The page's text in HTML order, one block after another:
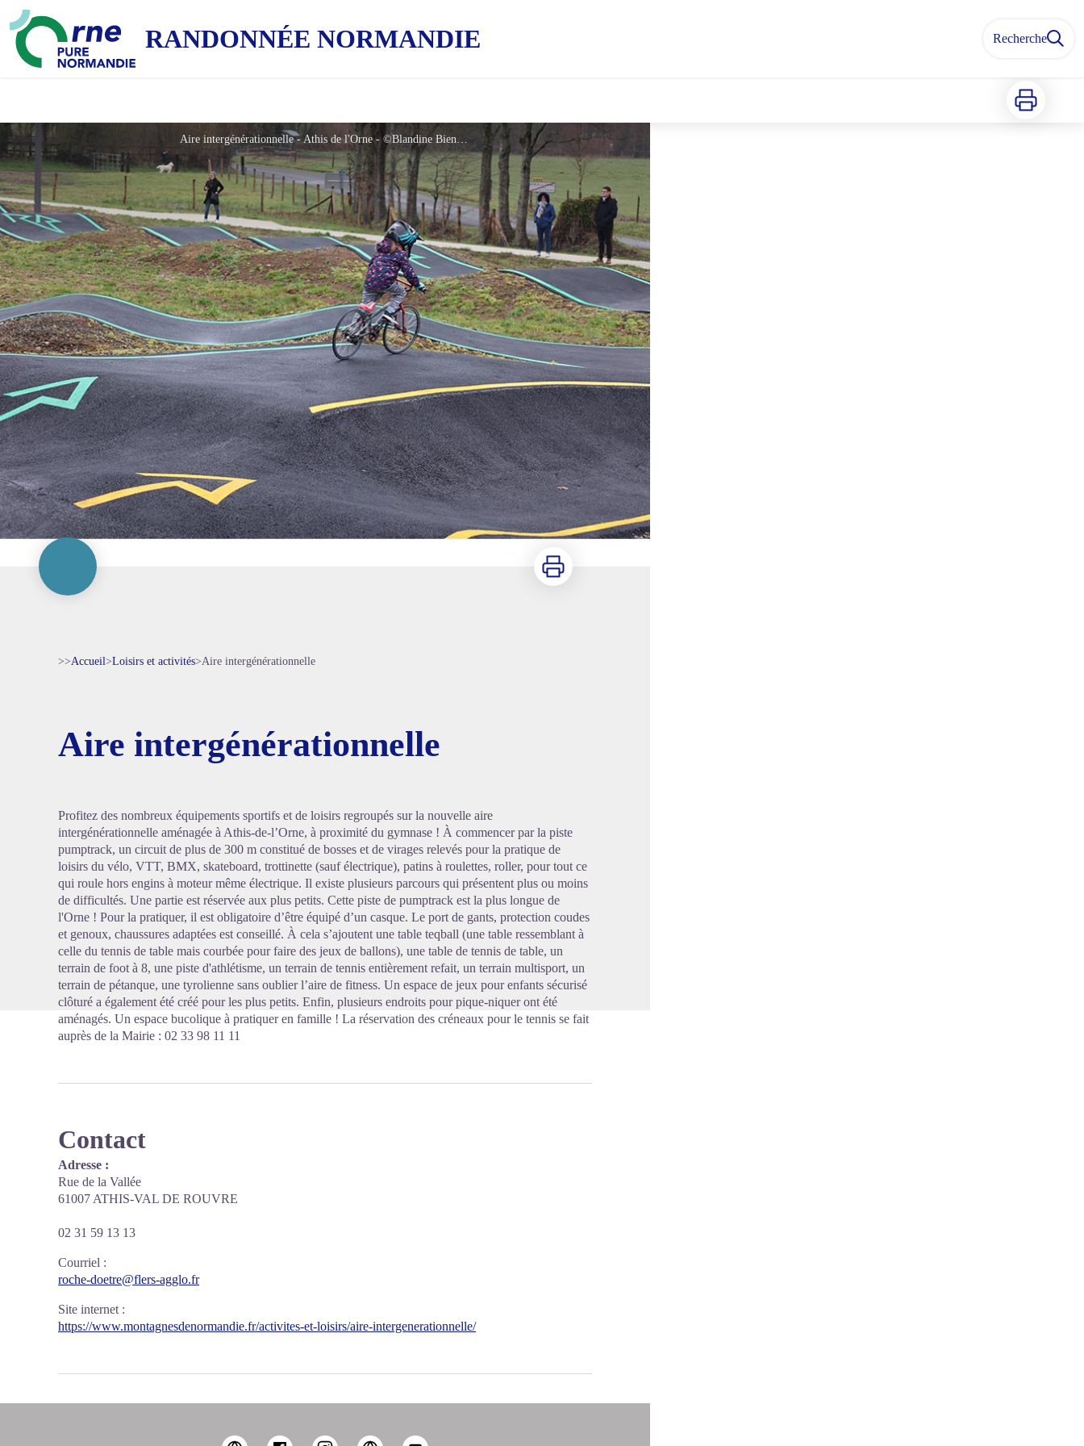
RANDONNÉE NORMANDIE Recherche
Imprimer
Aire intergénérationnelle - Athis de l'Orne - ©Blandine Bienfait
Imprimer
>>Accueil>Loisirs et activités>Aire intergénérationnelle
Aire intergénérationnelle
Profitez des nombreux équipements sportifs et de loisirs regroupés sur la nouvelle aire
intergénérationnelle aménagée à Athis-de-l’Orne, à proximité du gymnase ! À commencer par la piste
pumptrack, un circuit de plus de 300 m constitué de bosses et de virages relevés pour la pratique de
loisirs du vélo, VTT, BMX, skateboard, trottinette (sauf électrique), patins à roulettes, roller, pour tout ce
qui roule hors engins à moteur même électrique. Il existe plusieurs parcours qui présentent plus ou moins
de difficultés. Une partie est réservée aux plus petits. Cette piste de pumptrack est la plus longue de
l'Orne ! Pour la pratiquer, il est obligatoire d’être équipé d’un casque. Le port de gants, protection coudes
et genoux, chaussures adaptées est conseillé. À cela s’ajoutent une table teqball (une table ressemblant à
celle du tennis de table mais courbée pour faire des jeux de ballons), une table de tennis de table, un
terrain de foot à 8, une piste d'athlétisme, un terrain de tennis entièrement refait, un terrain multisport, un
terrain de pétanque, une tyrolienne sans oublier l’aire de fitness. Un espace de jeux pour enfants sécurisé
clôturé a également été créé pour les plus petits. Enfin, plusieurs endroits pour pique-niquer ont été
aménagés. Un espace bucolique à pratiquer en famille ! La réservation des créneaux pour le tennis se fait
auprès de la Mairie : 02 33 98 11 11
Contact
Adresse :
Rue de la Vallée
61007 ATHIS-VAL DE ROUVRE
02 31 59 13 13
Courriel :
roche-doetre@flers-agglo.fr
Site internet :
https://www.montagnesdenormandie.fr/activites-et-loisirs/aire-intergenerationnelle/